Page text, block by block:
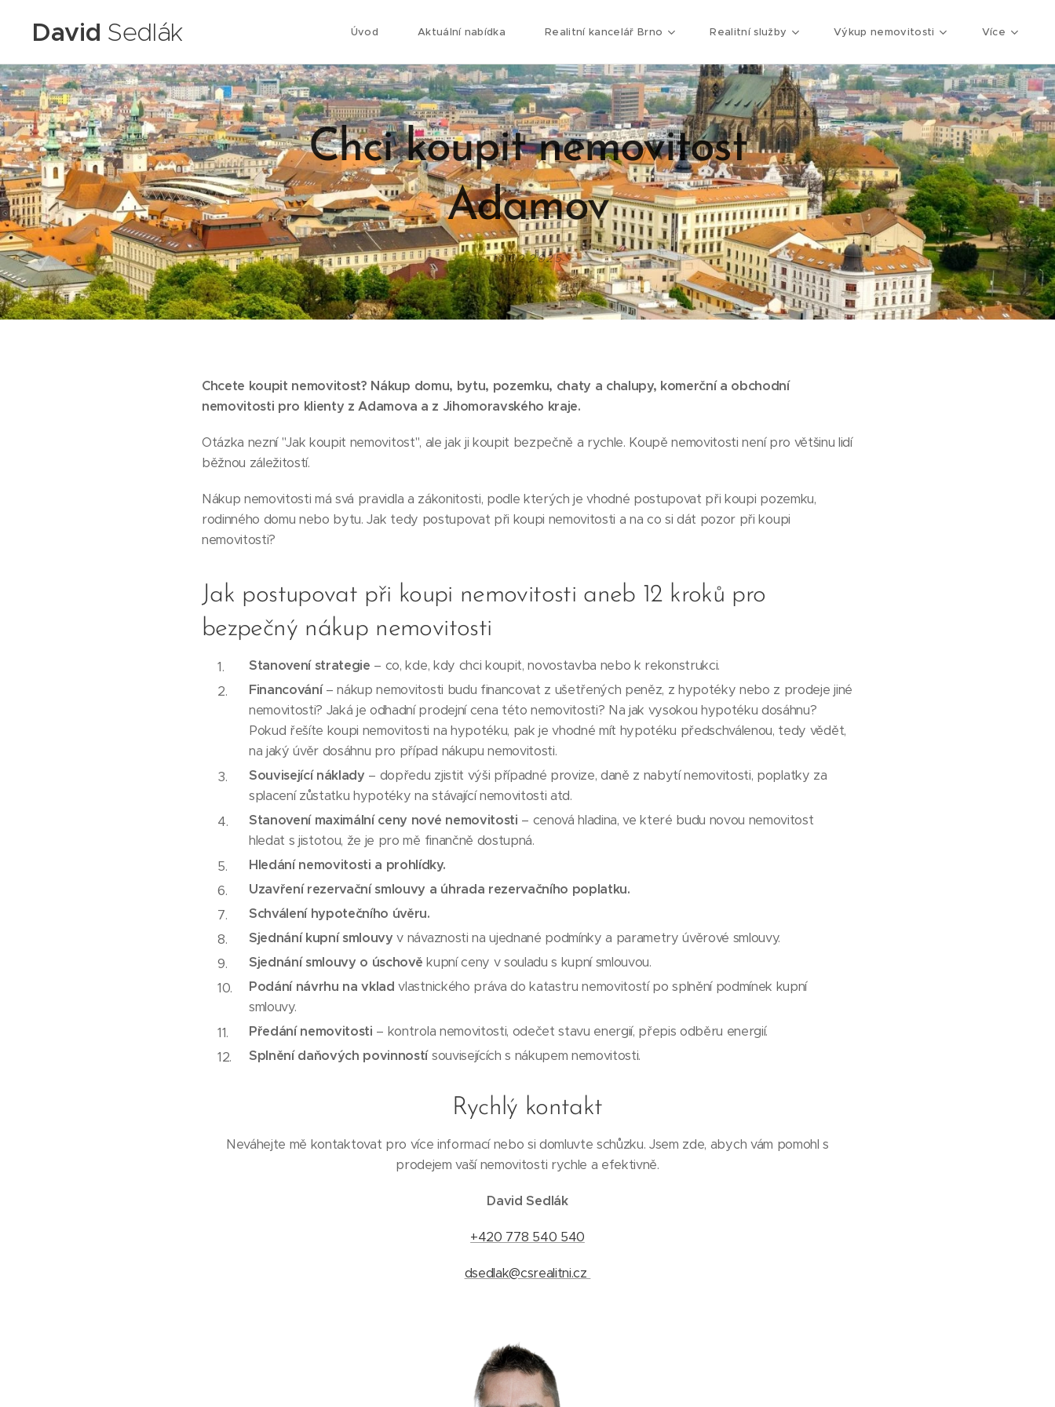
David Sedlák Úvod Aktuální nabídka Realitní kancelář Brno Realitní služby Výkup nemovitosti Více
Chci koupit nemovitost
Adamov
16.02.2025
Chcete koupit nemovitost? Nákup domu, bytu, pozemku, chaty a chalupy, komerční a obchodní
nemovitosti pro klienty z Adamova a z Jihomoravského kraje.
Otázka nezní "Jak koupit nemovitost", ale jak ji koupit bezpečně a rychle. Koupě nemovitosti není pro většinu lidí
běžnou záležitostí.
Nákup nemovitosti má svá pravidla a zákonitosti, podle kterých je vhodné postupovat při koupi pozemku,
rodinného domu nebo bytu. Jak tedy postupovat při koupi nemovitosti a na co si dát pozor při koupi
nemovitosti?
Jak postupovat při koupi nemovitosti aneb 12 kroků pro
bezpečný nákup nemovitosti
Stanovení strategie – co, kde, kdy chci koupit, novostavba nebo k rekonstrukci.
Financování– nákup nemovitosti budu financovat z ušetřených peněz, z hypotéky nebo z prodeje jiné
nemovitosti? Jaká je odhadní prodejní cena této nemovitosti? Na jak vysokou hypotéku dosáhnu?
Pokud řešíte koupi nemovitosti na hypotéku, pak je vhodné mít hypotéku předschválenou, tedy vědět,
na jaký úvěr dosáhnu pro případ nákupu nemovitosti.
Související náklady – dopředu zjistit výši případné provize, daně z nabytí nemovitosti, poplatky za
splacení zůstatku hypotéky na stávající nemovitosti atd.
Stanovení maximální ceny nové nemovitosti – cenová hladina, ve které budu novou nemovitost
hledat s jistotou, že je pro mě finančně dostupná.
Hledání nemovitosti a prohlídky.
Uzavření rezervační smlouvy a úhrada rezervačního poplatku.
Schválení hypotečního úvěru.
Sjednání kupní smlouvy v návaznosti na ujednané podmínky a parametry úvěrové smlouvy.
Sjednání smlouvy o úschově kupní ceny v souladu s kupní smlouvou.
Podání návrhu na vklad vlastnického práva do katastru nemovitostí po splnění podmínek kupní
smlouvy.
Předání nemovitosti – kontrola nemovitosti, odečet stavu energií, přepis odběru energií.
Splnění daňových povinnostísouvisejících s nákupem nemovitosti.
Rychlý kontakt
Neváhejte mě kontaktovat pro více informací nebo si domluvte schůzku. Jsem zde, abych vám pomohl s
prodejem vaší nemovitosti rychle a efektivně.
David Sedlák
+420 778 540 540
dsedlak@csrealitni.cz